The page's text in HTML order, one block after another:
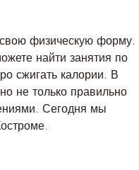
физическую форму.
найти занятия по
сжигать калории. В
не только правильно
Сегодня мы